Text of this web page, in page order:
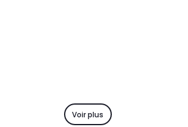
Voir plus